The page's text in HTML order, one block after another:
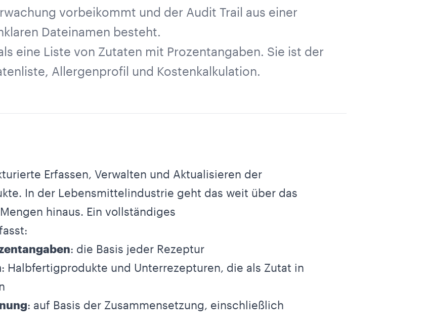
vorbeikommt und der Audit Trail aus einer
Dateinamen besteht.
eine Liste von Zutaten mit Prozentangaben. Sie ist der
Allergenprofil und Kostenkalkulation.
Erfassen, Verwalten und Aktualisieren der
In der Lebensmittelindustrie geht das weit über das
hinaus. Ein vollständiges
: die Basis jeder Rezeptur
: Halbfertigprodukte und Unterrezepturen, die als Zutat in
: auf Basis der Zusammensetzung, einschließlich